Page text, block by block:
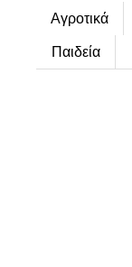
Αγροτικά
Παιδεία